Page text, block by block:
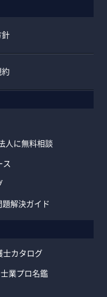
針
約
人に無料相談
ス
題解決ガイド
士カタログ
士業プロ名鑑